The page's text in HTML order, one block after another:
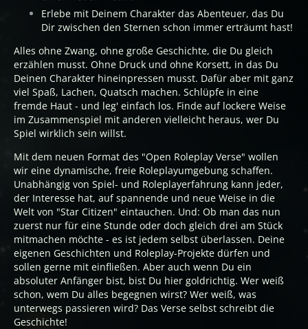
Erlebe mit Deinem Charakter das Abenteuer, das Du
Dir zwischen den Sternen schon immer erträumt hast!
Alles ohne Zwang, ohne große Geschichte, die Du gleich
erzählen musst. Ohne Druck und ohne Korsett, in das Du
Deinen Charakter hineinpressen musst. Dafür aber mit ganz
viel Spaß, Lachen, Quatsch machen. Schlüpfe in eine
fremde Haut - und leg' einfach los. Finde auf lockere Weise
im Zusammenspiel mit anderen vielleicht heraus, wer Du
Spiel wirklich sein willst.
Mit dem neuen Format des "Open Roleplay Verse" wollen
wir eine dynamische, freie Roleplayumgebung schaffen.
Unabhängig von Spiel- und Roleplayerfahrung kann jeder,
der Interesse hat, auf spannende und neue Weise in die
Welt von "Star Citizen" eintauchen. Und: Ob man das nun
zuerst nur für eine Stunde oder doch gleich drei am Stück
mitmachen möchte - es ist jedem selbst überlassen. Deine
eigenen Geschichten und Roleplay-Projekte dürfen und
sollen gerne mit einfließen. Aber auch wenn Du ein
absoluter Anfänger bist, bist Du hier goldrichtig. Wer weiß
schon, wem Du alles begegnen wirst? Wer weiß, was
unterwegs passieren wird? Das Verse selbst schreibt die
Geschichte!